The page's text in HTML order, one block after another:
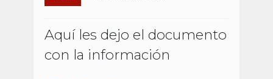
Aquí les dejo el documento
con la información